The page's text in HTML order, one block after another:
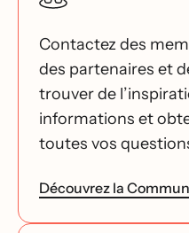
Contactez des
des partenaires et
trouver de
informations et
toutes vos
Découvrez la